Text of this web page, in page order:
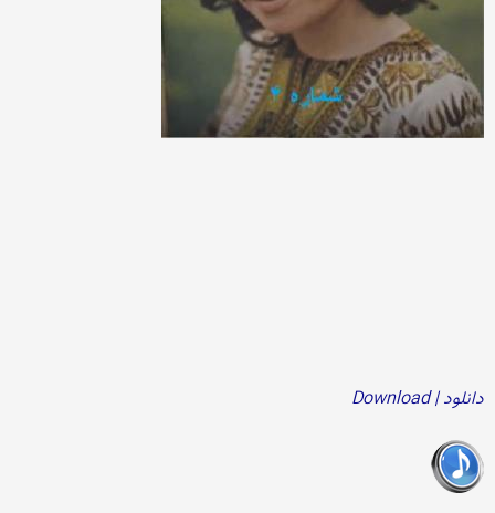
دانلود | Download